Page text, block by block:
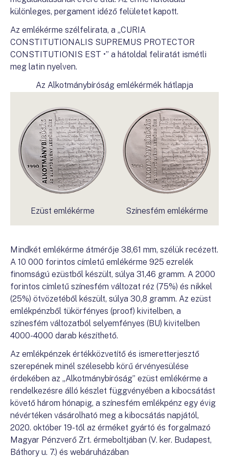
különleges, pergament idéző felületet kapott.
Az emlékérme szélfelirata, a „CURIA
CONSTITUTIONALIS SUPREMUS PROTECTOR
CONSTITUTIONIS EST •” a hátoldal feliratát ismétli
meg latin nyelven.
Az Alkotmánybíróság emlékérmék hátlapja
Ezüst emlékérme Színesfém emlékérme
Mindkét emlékérme átmérője 38,61 mm, szélük recézett.
A 10 000 forintos címletű emlékérme 925 ezrelék
finomságú ezüstből készült, súlya 31,46 gramm. A 2000
forintos címletű színesfém változat réz (75%) és nikkel
(25%) ötvözetéből készült, súlya 30,8 gramm. Az ezüst
emlékpénzből tükörfényes (proof) kivitelben, a
színesfém változatból selyemfényes (BU) kivitelben
4000-4000 darab készíthető.
Az emlékpénzek értékközvetítő és ismeretterjesztő
szerepének minél szélesebb körű érvényesülése
érdekében az „Alkotmánybíróság” ezüst emlékérme a
rendelkezésre álló készlet függvényében a kibocsátást
követő három hónapig, a színesfém emlékpénz egy évig
névértéken vásárolható meg a kibocsátás napjától,
2020. október 19-től az érméket gyártó és forgalmazó
Magyar Pénzverő Zrt. érmeboltjában (V. ker. Budapest,
Báthory u. 7.) és webáruházában